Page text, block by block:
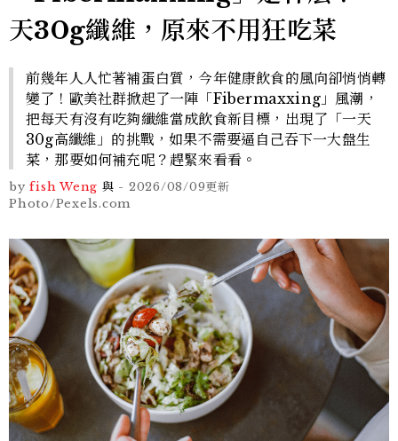
天30g纖維，原來不用狂吃菜
前幾年人人忙著補蛋白質，今年健康飲食的風向卻悄悄轉
變了！歐美社群掀起了一陣「Fibermaxxing」風潮，
把每天有沒有吃夠纖維當成飲食新目標，出現了「一天
30g高纖維」的挑戰，如果不需要逼自己吞下一大盤生
菜，那要如何補充呢？趕緊來看看。
by fish Weng 與 - 2026/08/09更新
Photo/Pexels.com